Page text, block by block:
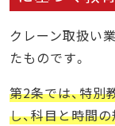
クレーン取扱い
たものです。
第2条では、特
し、科目と時間